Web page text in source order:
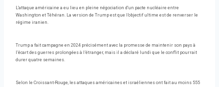
L'attaque américaine a eu lieu en pleine négociation d'un pacte nucléaire entre
Washington et Téhéran. La version de Trump est que l’objectif ultime est de renverser le
régime iranien.
Trump a fait campagne en 2024 précisément avec la promesse de maintenir son pays à
l’écart des guerres prolongées à l’étranger, mais il a déclaré lundi que le conflit pourrait
durer quatre semaines.
Selon le Croissant-Rouge, les attaques américaines et israéliennes ont fait au moins 555